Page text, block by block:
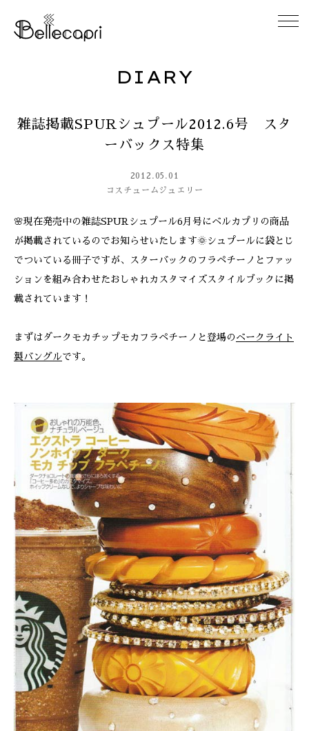
ACCESS
DIARY
CONTACT
DIARY
雑誌掲載SPURシュプール2012.6号 スタ
ーバックス特集
2012.05.01
コスチュームジュエリー
🌸現在発売中の雑誌SPURシュプール6月号にベルカプリの商品
が掲載されているのでお知らせいたします🌞シュプールに袋とじ
でついている冊子ですが、スターバックのフラペチーノとファッ
ションを組み合わせたおしゃれカスタマイズスタイルブックに掲
載されています！
まずはダークモカチップモカフラペチーノと登場の ベークライト
製バングルです。